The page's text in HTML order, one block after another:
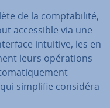
de la comp­ta­bi­lité,
ac­ces­sible via une
intuitive, les en­
leurs opé­ra­tions
qui simplifie con­si­dé­ra­